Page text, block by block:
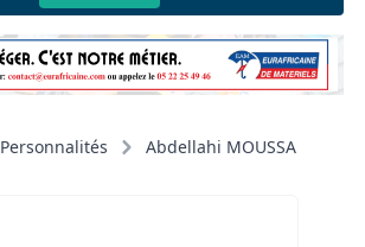
Personnalités Abdellahi MOUSSA